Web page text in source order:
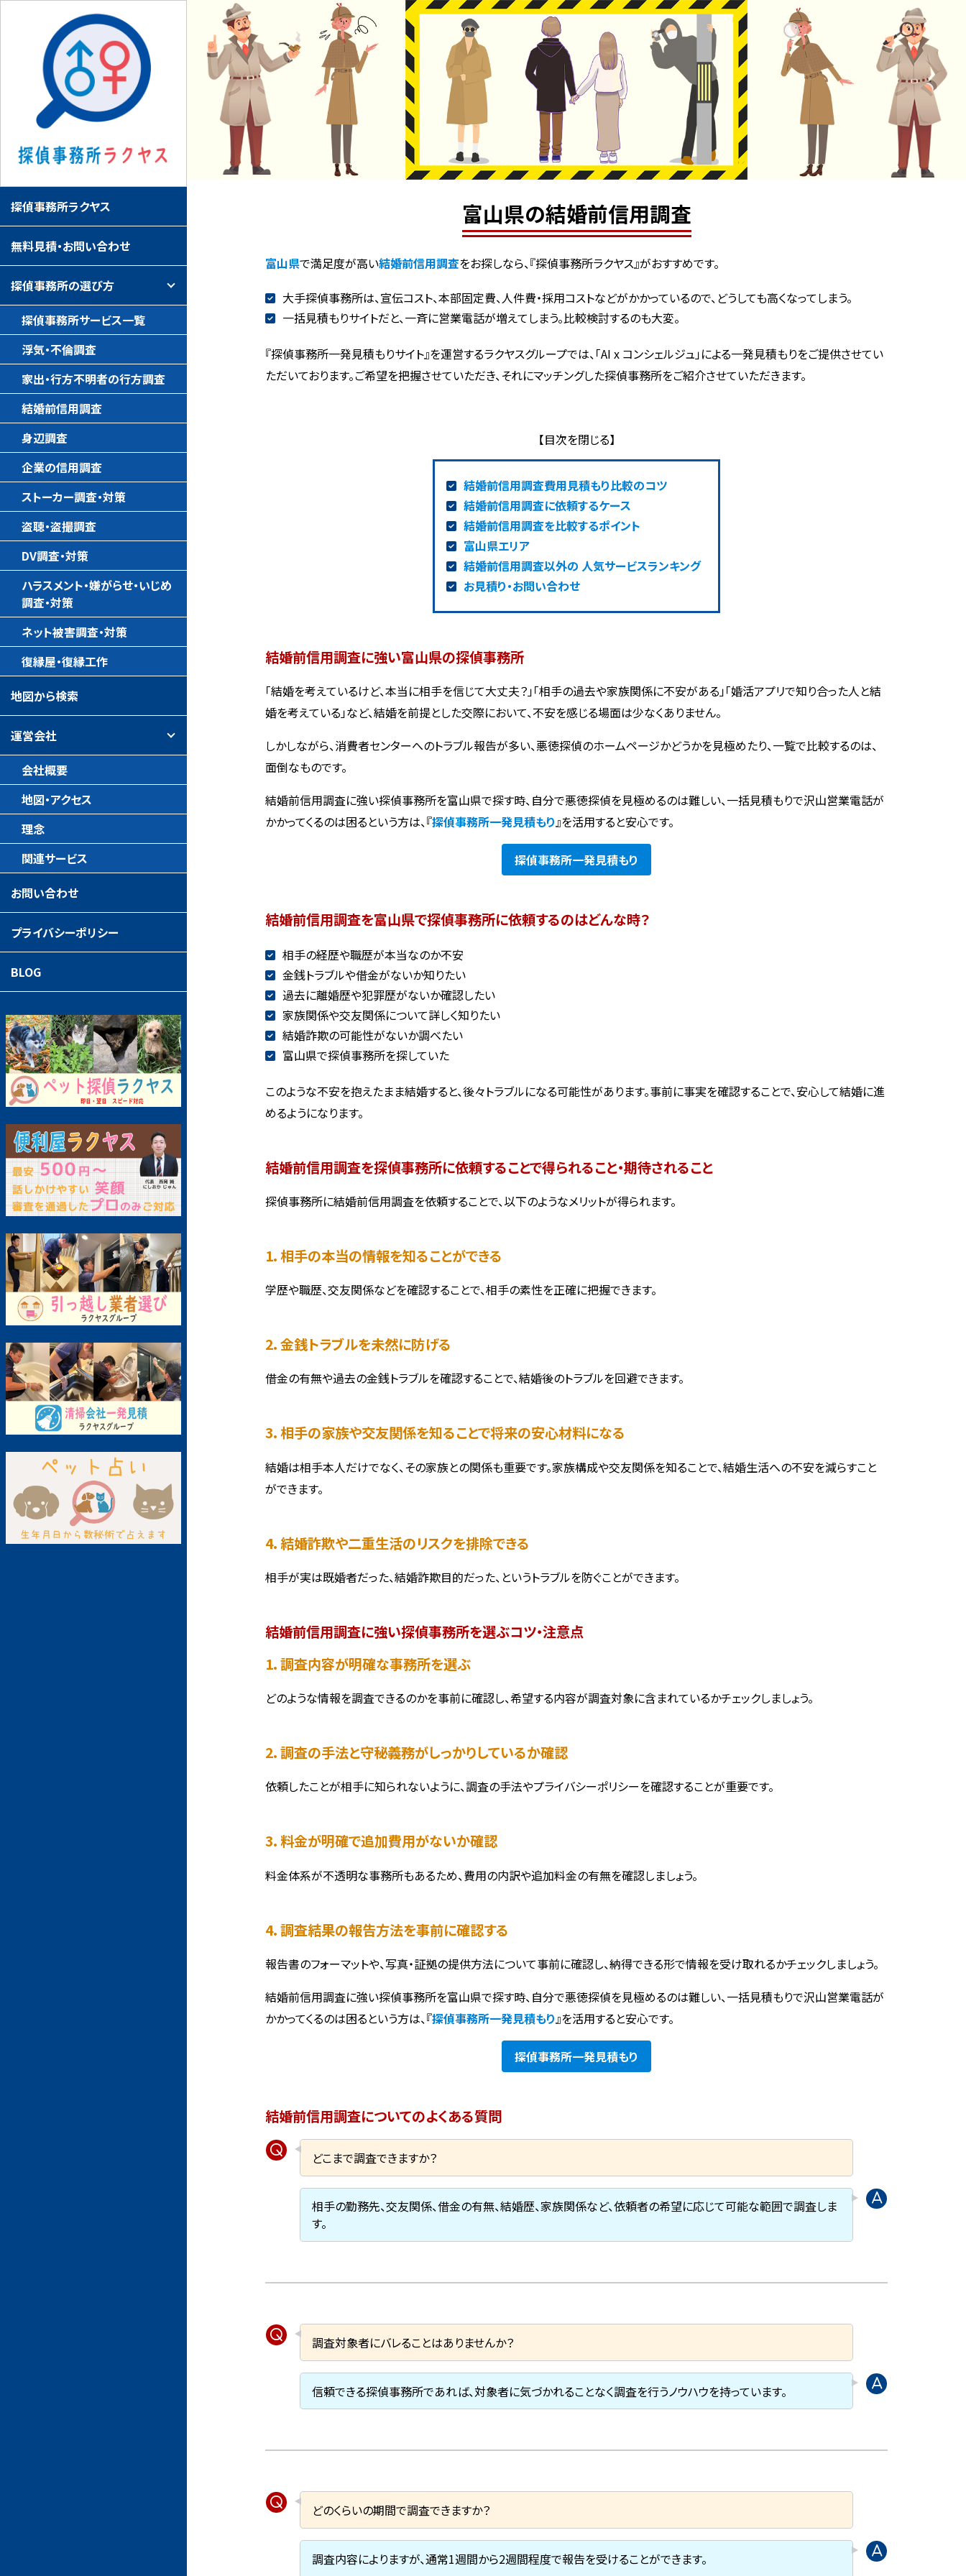
富山県の結婚前信用調査
富山県で満足度が高い結婚前信用調査をお探しなら、『探偵事務所ラクヤス』がおすすめです。
大手探偵事務所は、宣伝コスト、本部固定費、人件費・採用コストなどがかかっているので、どうしても高くなってしまう。
一括見積もりサイトだと、一斉に営業電話が増えてしまう。比較検討するのも大変。
『探偵事務所一発見積もりサイト』を運営するラクヤスグループでは、「AI x コンシェルジュ」による一発見積もりをご提供させてい
ただいております。ご希望を把握させていただき、それにマッチングした探偵事務所をご紹介させていただきます。
結婚前信用調査費用見積もり比較のコツ
結婚前信用調査に依頼するケース
結婚前信用調査を比較するポイント
富山県エリア
結婚前信用調査以外の 人気サービスランキング
お見積り・お問い合わせ
結婚前信用調査に強い富山県の探偵事務所
「結婚を考えているけど、本当に相手を信じて大丈夫？」「相手の過去や家族関係に不安がある」「婚活アプリで知り合った人と結
婚を考えている」など、結婚を前提とした交際において、不安を感じる場面は少なくありません。
しかしながら、消費者センターへのトラブル報告が多い、悪徳探偵のホームページかどうかを見極めたり、一覧で比較するのは、
面倒なものです。
結婚前信用調査に強い探偵事務所を富山県で探す時、自分で悪徳探偵を見極めるのは難しい、一括見積もりで沢山営業電話が
かかってくるのは困るという方は、『探偵事務所一発見積もり 』を活用すると安心です。
探偵事務所一発見積もり
結婚前信用調査を富山県で探偵事務所に依頼するのはどんな時？
相手の経歴や職歴が本当なのか不安
金銭トラブルや借金がないか知りたい
過去に離婚歴や犯罪歴がないか確認したい
家族関係や交友関係について詳しく知りたい
結婚詐欺の可能性がないか調べたい
富山県で探偵事務所を探していた
このような不安を抱えたまま結婚すると、後々トラブルになる可能性があります。事前に事実を確認することで、安心して結婚に進
めるようになります。
結婚前信用調査を探偵事務所に依頼することで得られること・期待されること
探偵事務所に結婚前信用調査を依頼することで、以下のようなメリットが得られます。
1. 相手の本当の情報を知ることができる
学歴や職歴、交友関係などを確認することで、相手の素性を正確に把握できます。
2. 金銭トラブルを未然に防げる
借金の有無や過去の金銭トラブルを確認することで、結婚後のトラブルを回避できます。
3. 相手の家族や交友関係を知ることで将来の安心材料になる
結婚は相手本人だけでなく、その家族との関係も重要です。家族構成や交友関係を知ることで、結婚生活への不安を減らすこと
ができます。
4. 結婚詐欺や二重生活のリスクを排除できる
相手が実は既婚者だった、結婚詐欺目的だった、というトラブルを防ぐことができます。
結婚前信用調査に強い探偵事務所を選ぶコツ・注意点
1. 調査内容が明確な事務所を選ぶ
どのような情報を調査できるのかを事前に確認し、希望する内容が調査対象に含まれているかチェックしましょう。
2. 調査の手法と守秘義務がしっかりしているか確認
依頼したことが相手に知られないように、調査の手法やプライバシーポリシーを確認することが重要です。
3. 料金が明確で追加費用がないか確認
料金体系が不透明な事務所もあるため、費用の内訳や追加料金の有無を確認しましょう。
4. 調査結果の報告方法を事前に確認する
報告書のフォーマットや、写真・証拠の提供方法について事前に確認し、納得できる形で情報を受け取れるかチェックしましょう。
結婚前信用調査に強い探偵事務所を富山県で探す時、自分で悪徳探偵を見極めるのは難しい、一括見積もりで沢山営業電話が
かかってくるのは困るという方は、『探偵事務所一発見積もり 』を活用すると安心です。
探偵事務所一発見積もり
結婚前信用調査についてのよくある質問
どこまで調査できますか？
相手の勤務先、交友関係、借金の有無、結婚歴、家族関係など、依頼者の希望に応じて可能な範囲で調査しま
す。
調査対象者にバレることはありませんか？
信頼できる探偵事務所であれば、対象者に気づかれることなく調査を行うノウハウを持っています。
どのくらいの期間で調査できますか？
調査内容によりますが、通常1週間から2週間程度で報告を受けることができます。
探偵事務所ラクヤス
無料見積・お問い合わせ
探偵事務所の選び方
探偵事務所サービス一覧
浮気・不倫調査
家出・行方不明者の行方調査
結婚前信用調査
身辺調査
企業の信用調査
ストーカー調査・対策
盗聴・盗撮調査
DV調査・対策
ハラスメント・嫌がらせ・いじめ
調査・対策
ネット被害調査・対策
復縁屋・復縁工作
地図から検索
運営会社
会社概要
地図・アクセス
理念
関連サービス
お問い合わせ
プライバシーポリシー
BLOG